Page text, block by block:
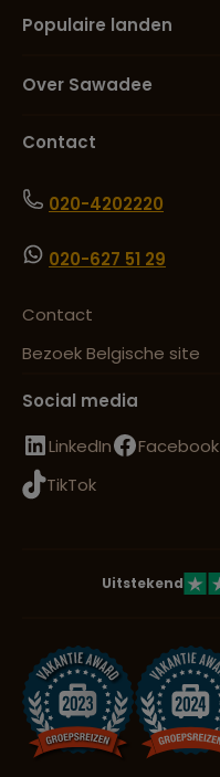
Populaire landen
Over Sawadee
Contact
020-4202220
020-627 51 29
Contact
Bezoek Belgische site
Social media
LinkedIn
Facebook
TikTok
Uitstekend